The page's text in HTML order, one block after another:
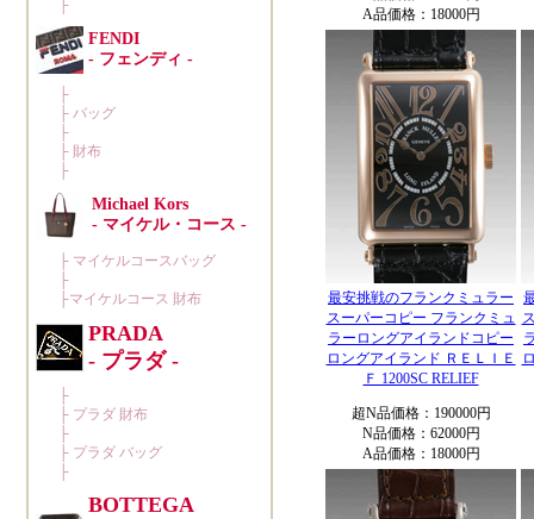
A品価格：18000円
最安挑戦のフランクミュラー
スーパーコピー フランクミュ
ラーロングアイランドコピー
ロングアイランド ＲＥＬＩＥ
Ｆ 1200SC RELIEF
超N品価格：190000円
N品価格：62000円
A品価格：18000円